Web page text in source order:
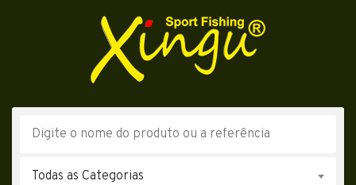
Todas as Categorias